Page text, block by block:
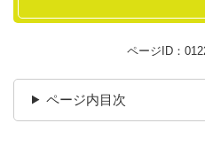
ページID：
ページ内目次